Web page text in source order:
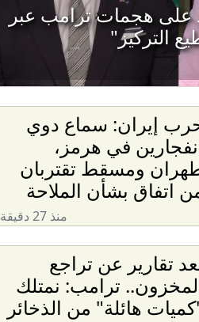
على هجمات ترامب عبر
إيران: سماع دوي
في هرمز،
ومسقط تقتربان
اتفاق بشأن الملاحة
منذ 27 دقيقة
تقارير عن تراجع
ترامب: نمتلك
هائلة" من الذخائر